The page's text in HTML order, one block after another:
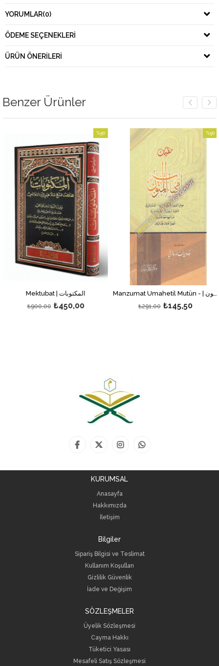
YORUMLAR(0)
ÖDEME SEÇENEKLERI
ÜRÜN ÖNERILERI
Benzer Ürünler
Mektubat | المكتوبات
₺450,00
₺900,00
%50
İndirim
%50İndirim
Manzumat Umahetil Mutün - | منظومات أمهات المتون
₺145,50
₺291,00
%50
KURUMSAL
Anasayfa
Hakkımızda
İletişim
Bilgiler
Sipariş Bilgisi ve Teslimat
Kullanım Koşulları
Gizlilik Güvenlik
İade ve Değişim
SÖZLEŞMELER
Üyelik Sözleşmesi
Cayma Hakkı
Tüketici Yasası
Mesafeli Satış Sözleşmesi